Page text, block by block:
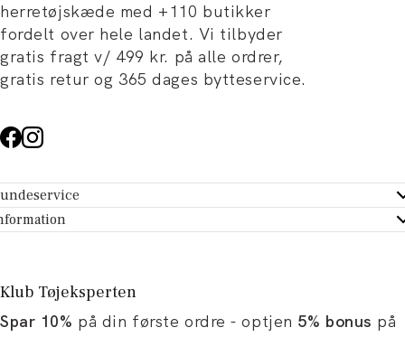
herretøjskæde med +110 butikker
fordelt over hele landet. Vi tilbyder
gratis fragt v/ 499 kr. på alle ordrer,
gratis retur og 365 dages bytteservice.
- Hjælpecenter
dit køb
Tøjeksperten
og artikler
Klub Tøjeksperten
Spar 10% på din første ordre - optjen 5% bonus på